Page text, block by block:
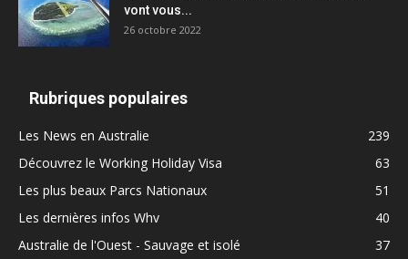
vont vous...
26 octobre 2022
Rubriques populaires
Les News en Australie
239
Découvrez le Working Holiday Visa
63
Les plus beaux Parcs Nationaux
51
Les dernières infos Whv
40
Australie de l'Ouest - Sauvage et isolé
37